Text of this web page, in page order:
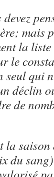
devez
mais
la
le
seul qui
déclin
de
la
du